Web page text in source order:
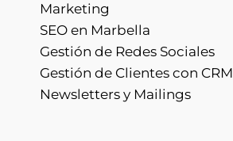
Marketing
SEO en Marbella
Gestión de Redes Sociales
Gestión de Clientes con CRM
Newsletters y Mailings